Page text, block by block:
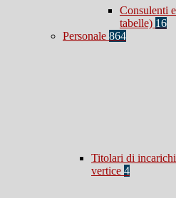
Consulenti
tabelle) 16
Personale 864
Titolari di
vertice 4